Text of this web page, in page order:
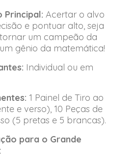
Principal: Acertar o alvo
e pontuar alto, seja
um campeão da
gênio da matemática!
Individual ou em
1 Painel de Tiro ao
e verso), 10 Peças de
(5 pretas e 5 brancas).
para o Grande